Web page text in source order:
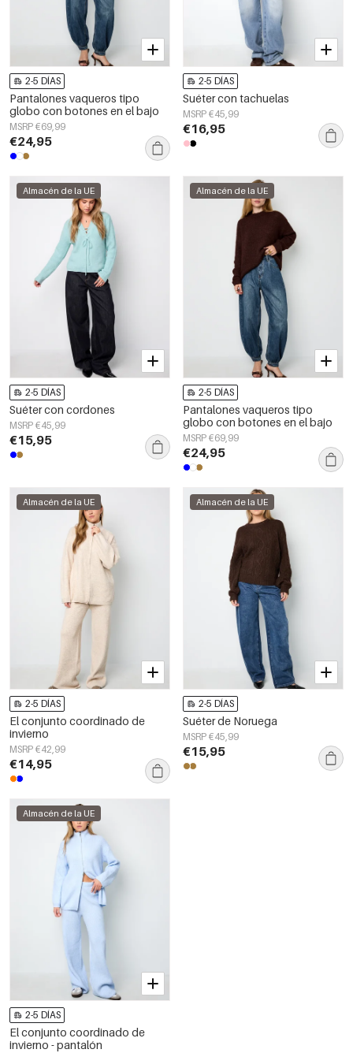
2-5 DÍAS
Pantalones vaqueros tipo
globo con botones en el bajo
MSRP €69,99
€24,95
2-5 DÍAS
Suéter con tachuelas
MSRP €45,99
€16,95
Almacén de la UE
2-5 DÍAS
Suéter con cordones
MSRP €45,99
€15,95
Almacén de la UE
2-5 DÍAS
Pantalones vaqueros tipo
globo con botones en el bajo
MSRP €69,99
€24,95
Almacén de la UE
2-5 DÍAS
El conjunto coordinado de
invierno
MSRP €42,99
€14,95
Almacén de la UE
2-5 DÍAS
Suéter de Noruega
MSRP €45,99
€15,95
Almacén de la UE
2-5 DÍAS
El conjunto coordinado de
invierno - pantalón